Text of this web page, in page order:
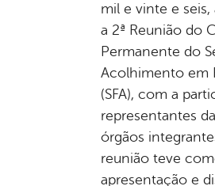
mil e vinte e
a 2ª Reunião do
Permanente do
Acolhimento em
(SFA), com a
representantes
órgãos
reunião teve
apresentação e